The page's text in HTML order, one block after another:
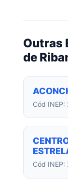
Outras
de
Cód INEP:
Cód INEP: